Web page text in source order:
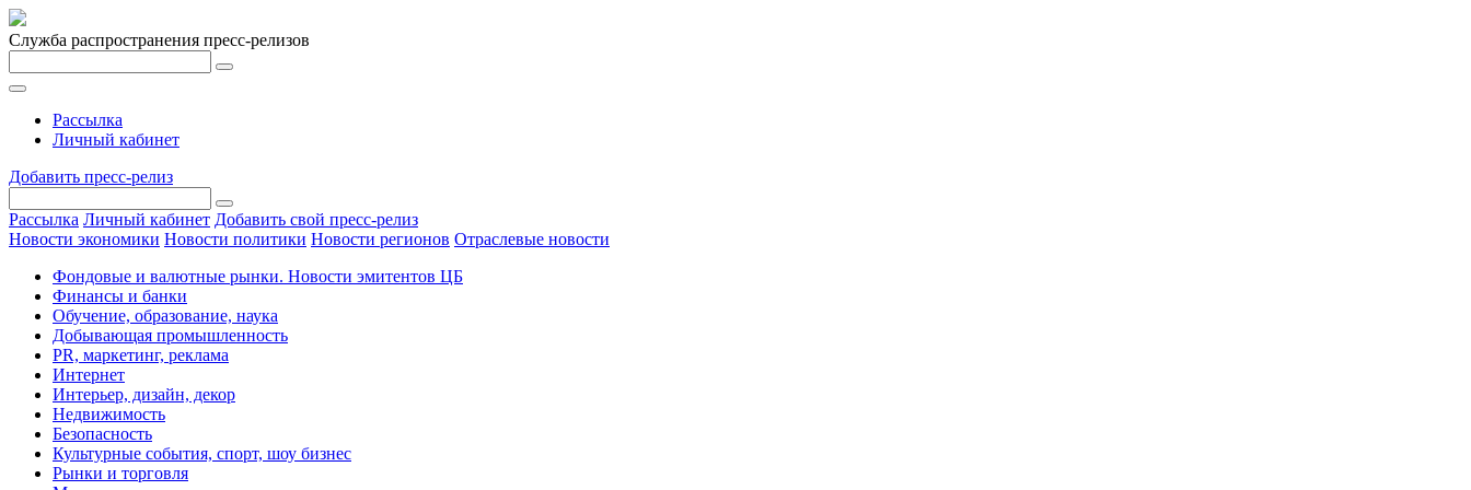
Служба распространения пресс-релизов
Рассылка
Личный кабинет
Добавить пресс-релиз
Рассылка Личный кабинет Добавить свой пресс-релиз
Новости экономики Новости политики Новости регионов Отраслевые новости
Фондовые и валютные рынки. Новости эмитентов ЦБ
Финансы и банки
Обучение, образование, наука
Добывающая промышленность
PR, маркетинг, реклама
Интернет
Интерьер, дизайн, декор
Недвижимость
Безопасность
Культурные события, спорт, шоу бизнес
Рынки и торговля